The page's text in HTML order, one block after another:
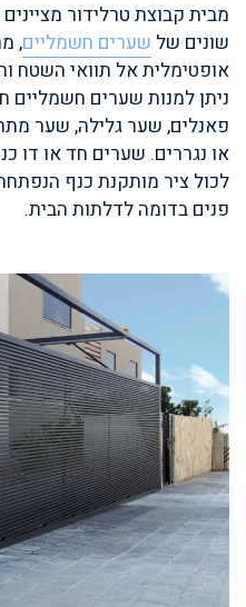
מבית קבוצת טרלידור מציינים
שונים של שערים חשמליים,
אופטימלית אל תוואי השטח
ניתן למנות שערים חשמליים
פאנלים, שער גלילה, שער
או נגררים. שערים חד או דו
לכול ציר מותקנת כנף
פנים בדומה לדלתות הבית.